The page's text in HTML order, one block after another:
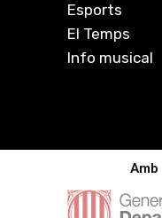
Esports
El Temps
Info musical